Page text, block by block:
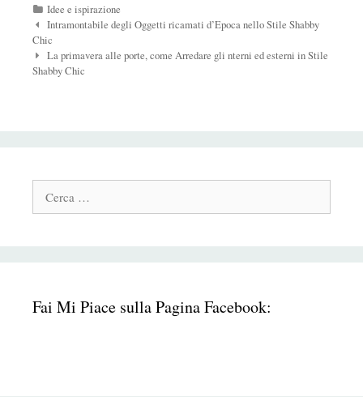
Categorie
Idee e ispirazione
Navigazione
Post
Intramontabile degli Oggetti ricamati d’Epoca nello Stile Shabby
Chic
La primavera alle porte, come Arredare gli nterni ed esterni in Stile
Shabby Chic
Cerca:
Fai Mi Piace sulla Pagina Facebook: